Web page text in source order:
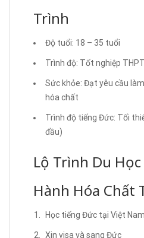
Trình
Độ tuổi: 18 – 35 tuổi
Trình độ: Tốt nghiệp
Sức khỏe: Đạt yêu cầu
hóa chất
Trình độ tiếng Đức: Tối
đầu)
Lộ Trình Du
Hành Hóa Chất
Học tiếng Đức tại Việt
Xin visa và sang Đức